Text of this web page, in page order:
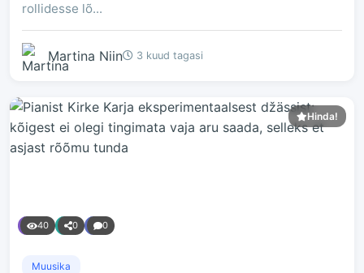
rollidesse lõ...
Martina Niin 3 kuud tagasi
Hinda!
40 0 0
Muusika